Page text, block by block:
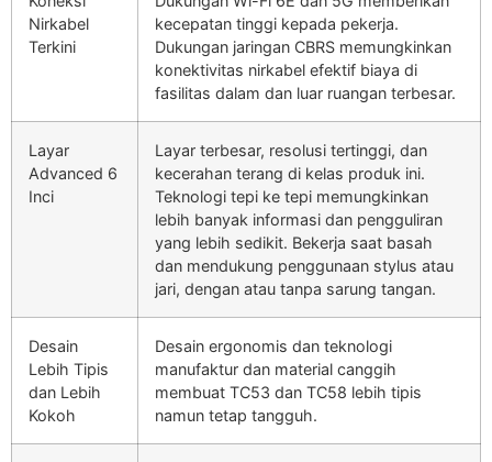
Nirkabel
Terkini
kecepatan tinggi kepada pekerja.
Dukungan jaringan CBRS memungkinkan
konektivitas nirkabel efektif biaya di
fasilitas dalam dan luar ruangan terbesar.
Layar
Advanced 6
Inci
Layar terbesar, resolusi tertinggi, dan
kecerahan terang di kelas produk ini.
Teknologi tepi ke tepi memungkinkan
lebih banyak informasi dan pengguliran
yang lebih sedikit. Bekerja saat basah
dan mendukung penggunaan stylus atau
jari, dengan atau tanpa sarung tangan.
Desain
Lebih Tipis
dan Lebih
Kokoh
Desain ergonomis dan teknologi
manufaktur dan material canggih
membuat TC53 dan TC58 lebih tipis
namun tetap tangguh.